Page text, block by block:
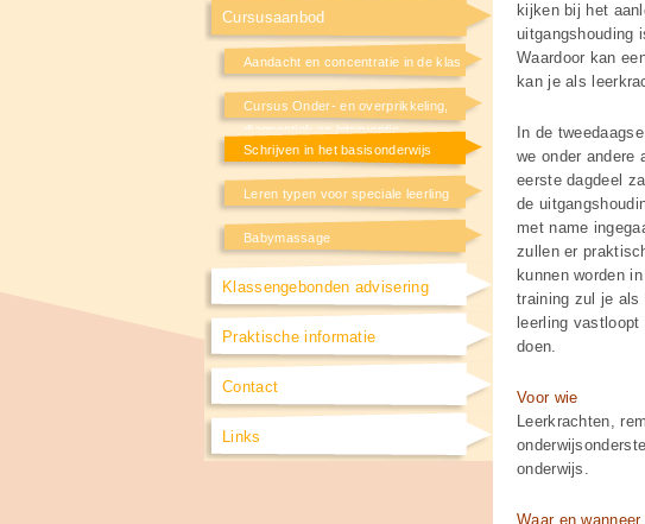
Cursusaanbod
Aandacht en concentratie in de klas
Cursus Onder- en overprikkeling,
diagnostiek en interventie
Schrijven in het basisonderwijs
Leren typen voor speciale leerling
Babymassage
Klassengebonden advisering
Praktische informatie
Contact
Links
kijken bij het
uitgangshouding
Waardoor kan
kan je als
In de
we onder andere
eerste dagdeel
de
met name
zullen er
kunnen worden
training zul je als
leerling
doen.
Voor wie
Leerkrachten,
onderwijs.
Waar en wanneer